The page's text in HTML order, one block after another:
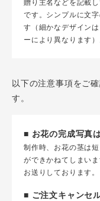
贈り主名などを記載
です。シンプルに文
す（細かなデザイン
ーにより異なります）
以下の注意事項をご
す。
■ お花の完成写真
制作時、お花の茎は
ができかねてしまい
お送りしております。
■ ご注文キャンセ